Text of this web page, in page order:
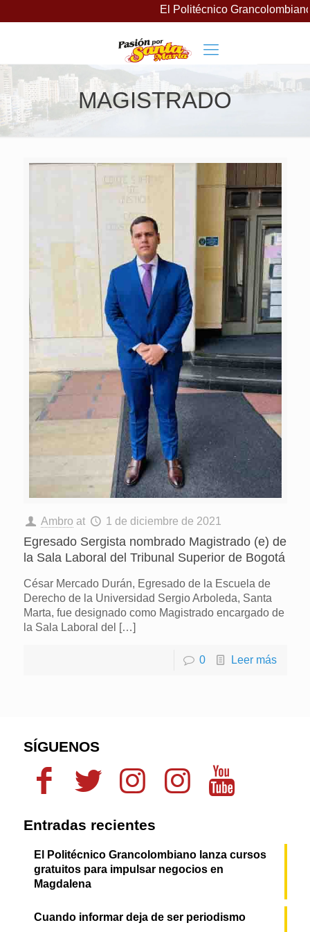
El Politécnico
MAGISTRADO
Ambro at 1 de diciembre de 2021
Egresado Sergista nombrado Magistrado (e) de
la Sala Laboral del Tribunal Superior de Bogotá
César Mercado Durán, Egresado de la Escuela de
Derecho de la Universidad Sergio Arboleda, Santa
Marta, fue designado como Magistrado encargado de
la Sala Laboral del […]
0 Leer más
SÍGUENOS
Entradas recientes
El Politécnico Grancolombiano lanza cursos
gratuitos para impulsar negocios en
Magdalena
Cuando informar deja de ser periodismo